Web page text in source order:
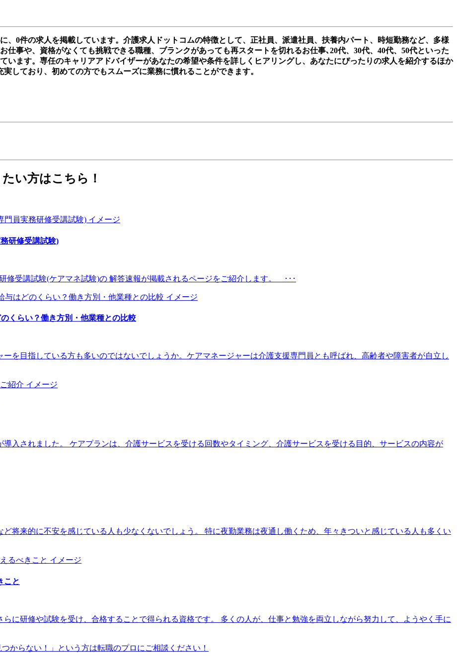
、0件の求人を掲載しています。介護求人ドットコムの特徴として、正社員、派遣社員、扶養内パート、時短勤務など、多様
仕事や、資格がなくても挑戦できる職種、ブランクがあっても再スタートを切れるお仕事､20代、30代、40代、50代といった
います。専任のキャリアアドバイザーがあなたの希望や条件を詳しくヒアリングし、あなたにぴったりの求人を紹介するほか
しており、初めての方でもスムーズに業務に慣れることができます。
い方はこちら！
研修受講試験)
修受講試験(ケアマネ試験)の 解答速報が掲載されるページをご紹介します。 ･･･
くらい？働き方別・他業種との比較
を目指している方も多いのではないでしょうか。ケアマネージャーは介護支援専門員とも呼ばれ、高齢者や障害者が自立し
導入されました。 ケアプランは、介護サービスを受ける回数やタイミング、介護サービスを受ける目的、サービスの内容が
将来的に不安を感じている人も少なくないでしょう。 特に夜勤業務は夜通し働くため、年々きついと感じている人も多くい
こと
に研修や試験を受け、合格することで得られる資格です。 多くの人が、仕事と勉強を両立しながら努力して、ようやく手に
つからない！」という方は転職のプロにご相談ください！